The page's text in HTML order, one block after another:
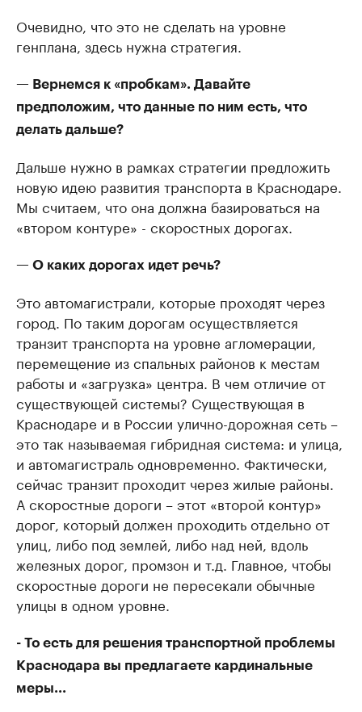
Очевидно, что это не сделать на уровне
генплана, здесь нужна стратегия.
— Вернемся к «пробкам». Давайте
предположим, что данные по ним есть, что
делать дальше?
Дальше нужно в рамках стратегии предложить
новую идею развития транспорта в Краснодаре.
Мы считаем, что она должна базироваться на
«втором контуре» - скоростных дорогах.
— О каких дорогах идет речь?
Это автомагистрали, которые проходят через
город. По таким дорогам осуществляется
транзит транспорта на уровне агломерации,
перемещение из спальных районов к местам
работы и «загрузка» центра. В чем отличие от
существующей системы? Существующая в
Краснодаре и в России улично-дорожная сеть –
это так называемая гибридная система: и улица,
и автомагистраль одновременно. Фактически,
сейчас транзит проходит через жилые районы.
А скоростные дороги – этот «второй контур»
дорог, который должен проходить отдельно от
улиц, либо под землей, либо над ней, вдоль
железных дорог, промзон и т.д. Главное, чтобы
скоростные дороги не пересекали обычные
улицы в одном уровне.
- То есть для решения транспортной проблемы
Краснодара вы предлагаете кардинальные
меры...